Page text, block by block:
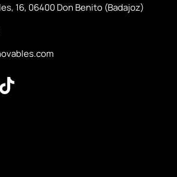
16, 06400 Don Benito (Badajoz)